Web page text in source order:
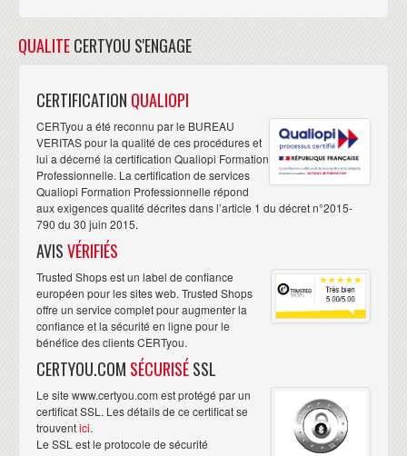
QUALITECERTYOU S'ENGAGE
CERTIFICATION QUALIOPI
CERTyou a été reconnu par le BUREAU
VERITAS pour la qualité de ces procédures et
lui a décerné la certification Qualiopi Formation
Professionnelle. La certification de services
Qualiopi Formation Professionnelle répond
aux exigences qualité décrites dans l’article 1 du décret n°2015-
790 du 30 juin 2015.
AVISVÉRIFIÉS
Trusted Shops est un label de confiance
européen pour les sites web. Trusted Shops
offre un service complet pour augmenter la
confiance et la sécurité en ligne pour le
bénéfice des clients CERTyou.
CERTYOU.COM SÉCURISÉSSL
Le site www.certyou.com est protégé par un
certificat SSL. Les détails de ce certificat se
trouventici.
Le SSL est le protocole de sécurité